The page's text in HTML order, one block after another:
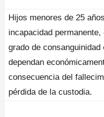
Hijos menores de 25
incapacidad
grado de
dependan
consecuencia del
pérdida de la custodia.